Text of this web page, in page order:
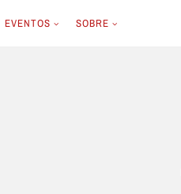
EVENTOS SOBRE